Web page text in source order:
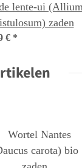
lente-ui (Allium
zaden
€ *